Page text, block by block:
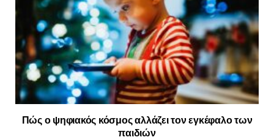
Πώς ο ψηφιακός κόσμος αλλάζει τον εγκέφαλο των
παιδιών